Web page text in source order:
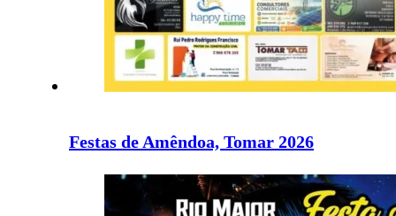
Festas de Amêndoa, Tomar 2026